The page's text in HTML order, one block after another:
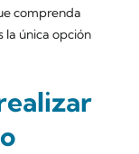
comprenda
la única opción